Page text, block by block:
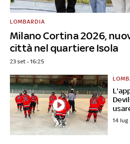
Milano Cortina 2026,
città nel quartiere Isola
LOMBARDIA
23 set - 16:25
14 lug